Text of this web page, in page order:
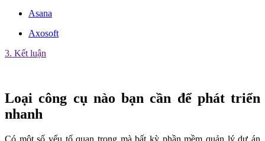
Asana
Axosoft
3. Kết luận
Loại công cụ nào bạn cần để phát triển
nhanh
Có một số yếu tố quan trọng mà bất kỳ phần mềm quản lý dự án